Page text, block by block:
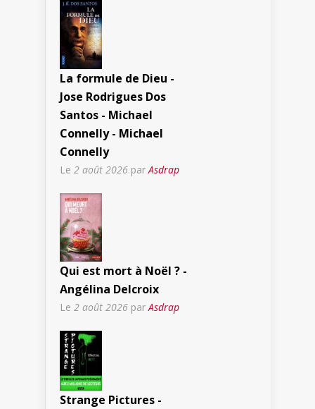
La formule de Dieu -
Jose Rodrigues Dos
Santos - Michael
Connelly - Michael
Connelly
Le 2 août 2026 parAsdrap
Qui est mort à Noël ? -
Angélina Delcroix
Le 2 août 2026 par Asdrap
Strange Pictures -